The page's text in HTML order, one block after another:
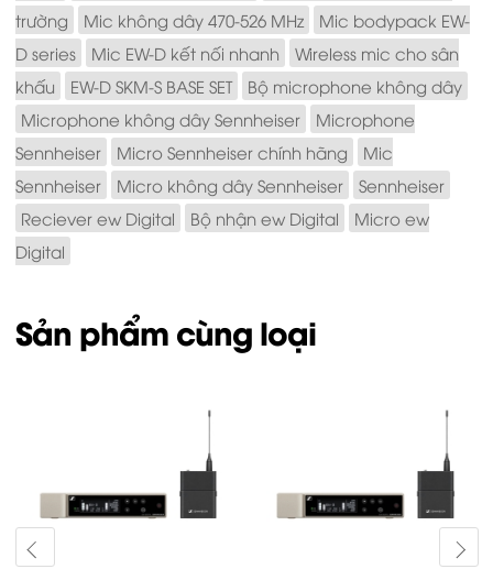
trường
Mic không dây 470-526 MHz
Mic bodypack EW-
D series
Mic EW-D kết nối nhanh
Wireless mic cho sân
khấu
EW-D SKM-S BASE SET
Bộ microphone không dây
Microphone không dây Sennheiser
Microphone
Sennheiser
Micro Sennheiser chính hãng
Mic
Sennheiser
Micro không dây Sennheiser
Sennheiser
Reciever ew Digital
Bộ nhận ew Digital
Micro ew
Digital
Sản phẩm cùng loại